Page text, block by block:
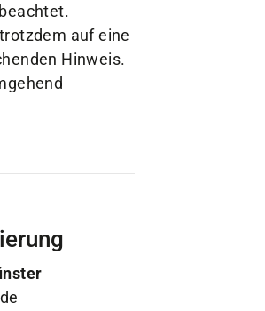
auf eine
Hinweis.